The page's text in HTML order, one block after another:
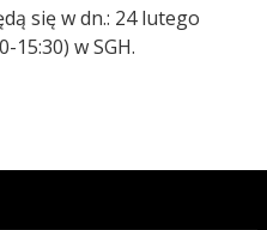
się w dn.: 24 lutego
15:30) w SGH.